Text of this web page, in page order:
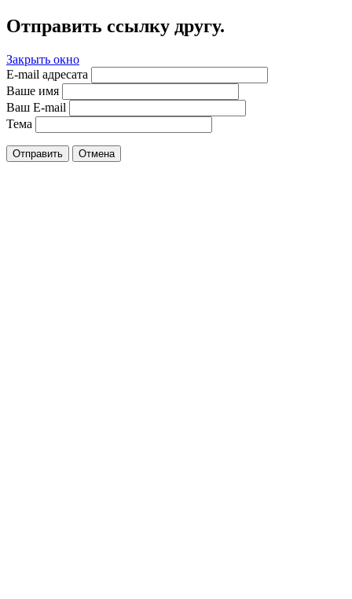
Отправить ссылку другу.
Закрыть окно
E-mail адресата
Ваше имя
Ваш E-mail
Тема
Отправить Отмена